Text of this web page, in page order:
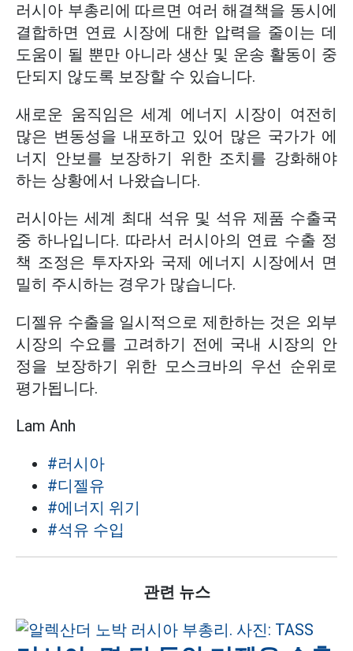
러시아 부총리에 따르면 여러 해결책을 동시에
결합하면 연료 시장에 대한 압력을 줄이는 데
도움이 될 뿐만 아니라 생산 및 운송 활동이 중
단되지 않도록 보장할 수 있습니다.
새로운 움직임은 세계 에너지 시장이 여전히
많은 변동성을 내포하고 있어 많은 국가가 에
너지 안보를 보장하기 위한 조치를 강화해야
하는 상황에서 나왔습니다.
러시아는 세계 최대 석유 및 석유 제품 수출국
중 하나입니다. 따라서 러시아의 연료 수출 정
책 조정은 투자자와 국제 에너지 시장에서 면
밀히 주시하는 경우가 많습니다.
디젤유 수출을 일시적으로 제한하는 것은 외부
시장의 수요를 고려하기 전에 국내 시장의 안
정을 보장하기 위한 모스크바의 우선 순위로
평가됩니다.
Lam Anh
#러시아
#디젤유
#에너지 위기
#석유 수입
관련 뉴스